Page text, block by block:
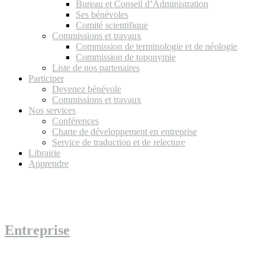
Bureau et Conseil d’Administration
Ses bénévoles
Comité scientifique
Commissions et travaux
Commission de terminologie et de néologie
Commission de toponymie
Liste de nos partenaires
Participer
Devenez bénévole
Commissions et travaux
Nos services
Conférences
Charte de développement en entreprise
Service de traduction et de relecture
Librairie
Apprendre
Entreprise